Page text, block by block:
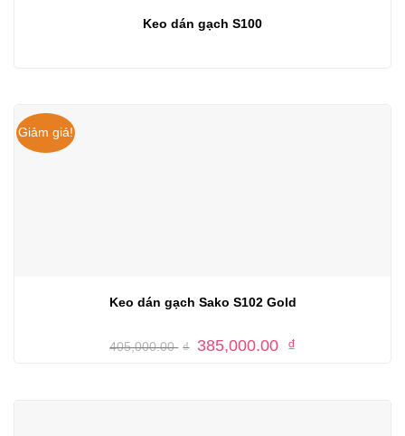
Keo dán gạch S100
Giảm giá!
Keo dán gạch Sako S102 Gold
405,000.00 ₫ Giá
385,000.00 ₫Giá